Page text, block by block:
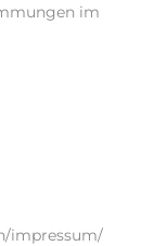
im
impressum/